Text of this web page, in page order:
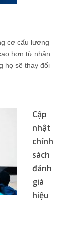
cơ cấu lương
hơn từ nhân
họ sẽ thay đổi
Cập
nhật
chính
sách
đánh
giá
hiệu